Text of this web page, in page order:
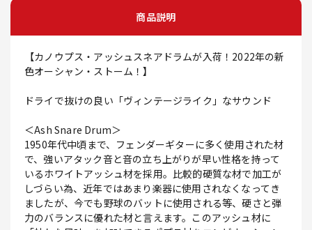
商品説明
【カノウプス・アッシュスネアドラムが入荷！2022年の新
色オーシャン・ストーム！】
ドライで抜けの良い「ヴィンテージライク」なサウンド
＜Ash Snare Drum＞
1950年代中頃まで、フェンダーギターに多く使用された材
で、強いアタック音と音の立ち上がりが早い性格を持って
いるホワイトアッシュ材を採用。比較的硬質な材で加工が
しづらい為、近年ではあまり楽器に使用されなくなってき
ましたが、今でも野球のバットに使用される等、硬さと弾
力のバランスに優れた材と言えます。このアッシュ材に